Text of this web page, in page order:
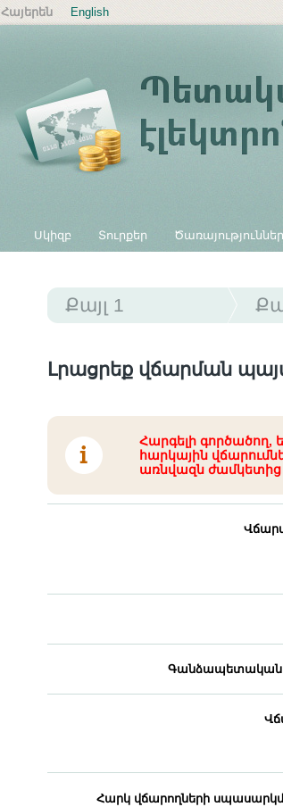
Հայերեն English
Սկիզբ Տուրքեր
Քայլ 1
Լրացրեք վճարման
Հարգելի գործածող,
հարկային
առնվազն
Գանձապետական
Հարկ վճարողների